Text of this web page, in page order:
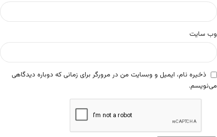
وب‌ سایت
ذخیره نام، ایمیل و وبسایت من در مرورگر برای زمانی که دوباره دیدگاهی
می‌نویسم.